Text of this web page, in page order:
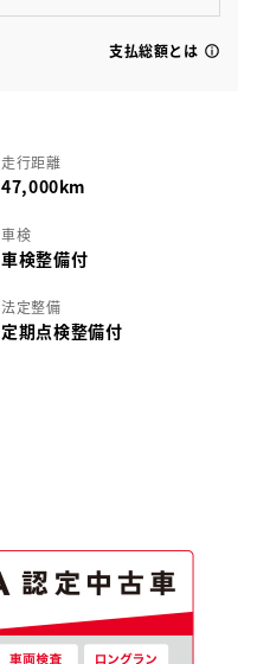
支払総額とは
走行距離
47,000km
車検
車検整備付
法定整備
定期点検整備付